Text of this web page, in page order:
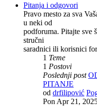
Pitanja i odgovori
Pravo mesto za sva
u neki od
podforuma. Pitajte sve
stručni
saradnici ili korisnici
1 Teme
1 Postovi
Poslednji post
PITANJE
od drfilipović
Pon Apr 21,